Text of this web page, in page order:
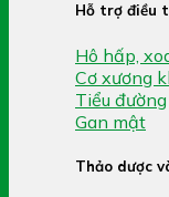
Hỗ trợ điều
Hô hấp,
Cơ xương
Tiểu đường
Gan mật
Thảo dược